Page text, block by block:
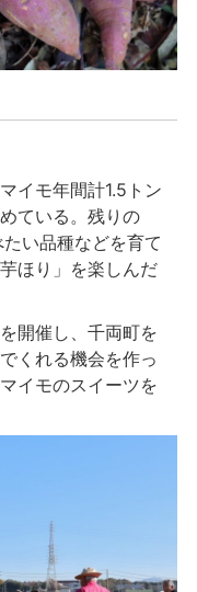
イモ年間計1.5トン
ている。残りの
い品種などを育て
ほり」を楽しんだ
開催し、千両町を
くれる機会を作っ
イモのスイーツを